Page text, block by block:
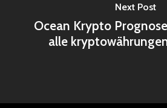
Next Post
Ocean Krypto
alle